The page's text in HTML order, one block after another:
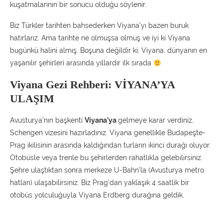
kuşatmalarının bir sonucu olduğu söylenir.
Biz Türkler tarihten bahsederken Viyana’yı bazen buruk
hatırlarız. Ama tarihte ne olmuşsa olmuş ve iyi ki Viyana
bugünkü halini almış. Boşuna değildir ki; Viyana, dünyanın en
yaşanılır şehirleri arasında yıllardır ilk sırada
Viyana Gezi Rehberi: VİYANA’YA
ULAŞIM
Avusturya’nın başkenti Viyana’yagelmeye karar verdiniz,
Schengen vizesini hazırladınız. Viyana genellikle Budapeşte-
Prag ikilisinin arasında kaldığından turların ikinci durağı oluyor.
Otobüsle veya trenle bu şehirlerden rahatlıkla gelebilirsiniz.
Şehre ulaştıktan sonra merkeze U-Bahn’la (Avusturya metro
hatları) ulaşabilirsiniz. Biz Prag’dan yaklaşık 4 saatlik bir
otobüs yolculuğuyla Viyana Erdberg durağına geldik.